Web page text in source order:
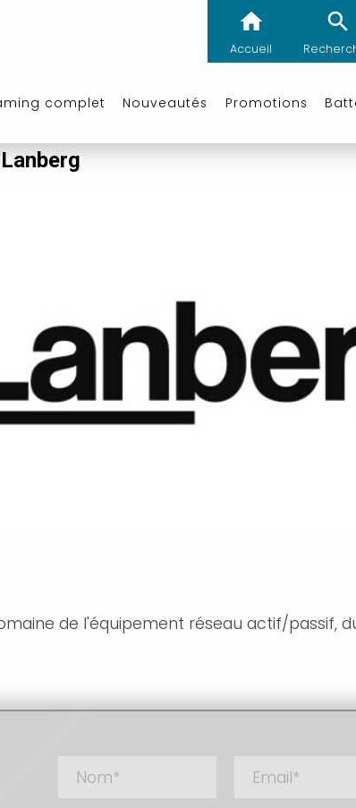
Accueil
complet Nouveautés Promotions
Lanberg
de l'équipement réseau actif/passif,